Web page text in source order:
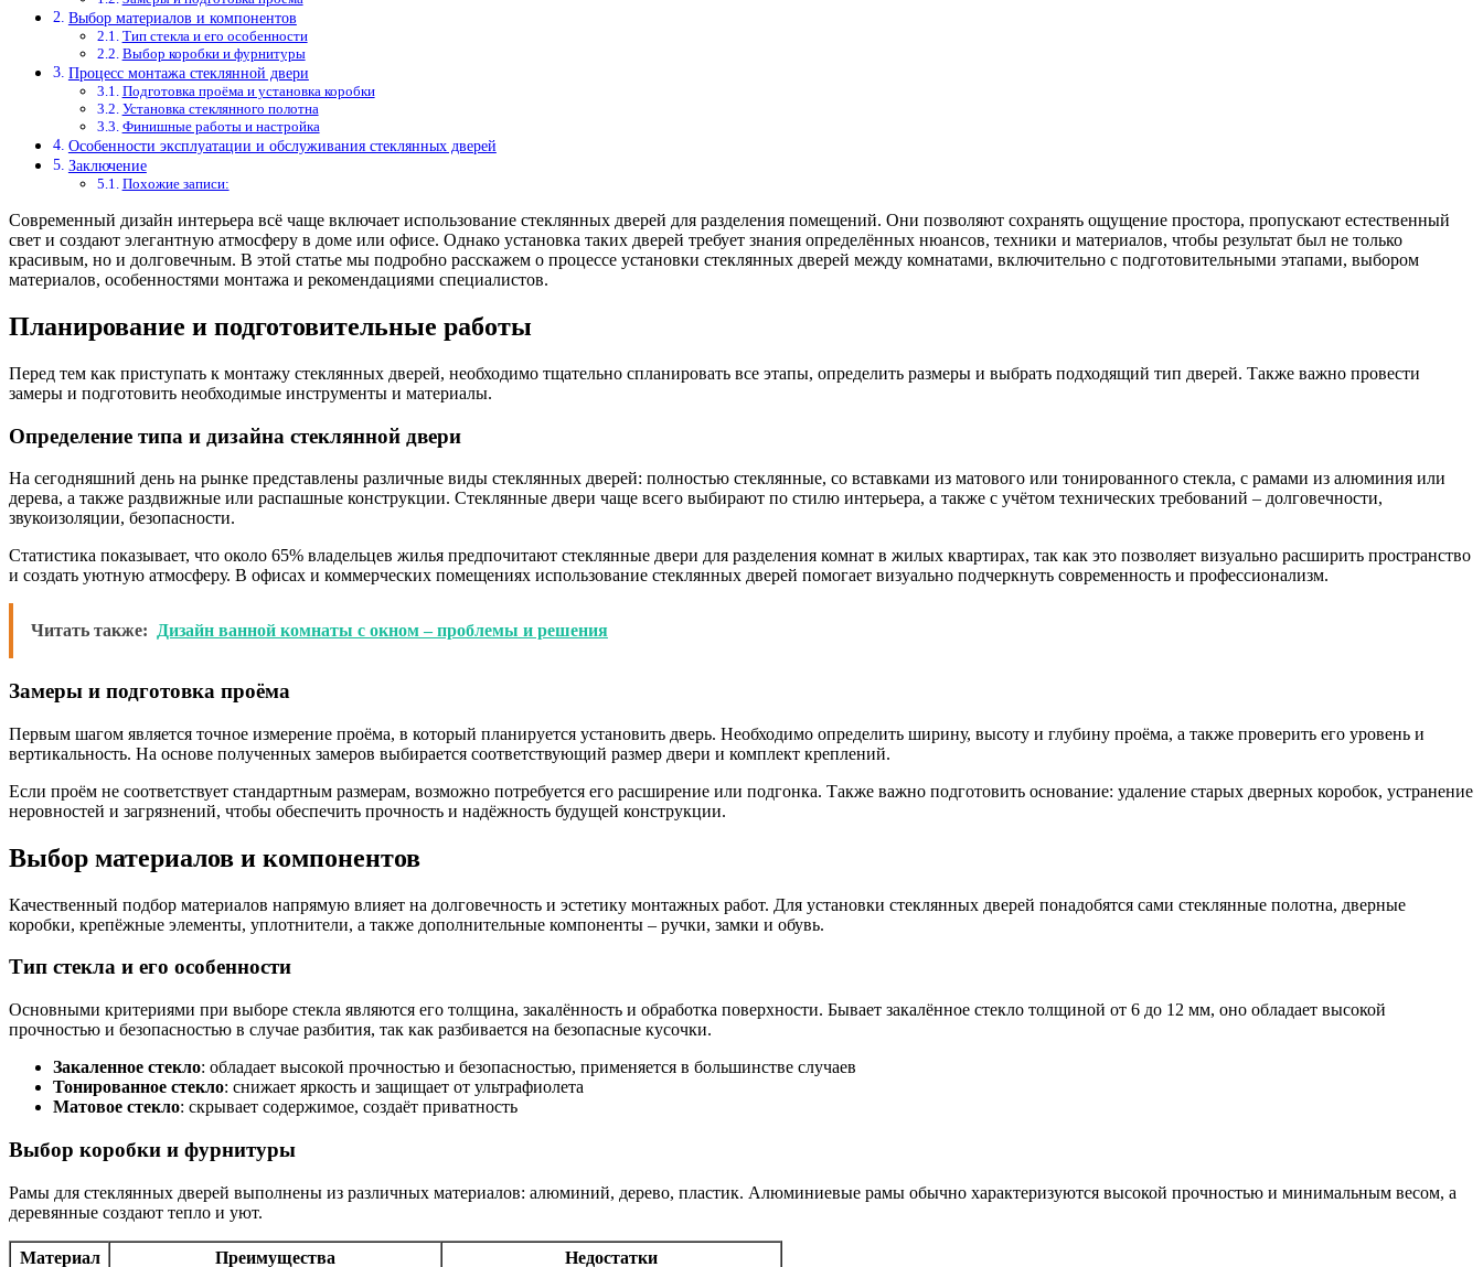
Выбор материалов и компонентов
Тип стекла и его особенности
Выбор коробки и фурнитуры
Процесс монтажа стеклянной двери
Подготовка проёма и установка коробки
Установка стеклянного полотна
Финишные работы и настройка
Особенности эксплуатации и обслуживания стеклянных дверей
Заключение
Похожие записи:
Современный дизайн интерьера всё чаще включает использование стеклянных дверей для разделения помещений. Они позволяют сохранять ощущение простора, пропускают естественный
свет и создают элегантную атмосферу в доме или офисе. Однако установка таких дверей требует знания определённых нюансов, техники и материалов, чтобы результат был не только
красивым, но и долговечным. В этой статье мы подробно расскажем о процессе установки стеклянных дверей между комнатами, включительно с подготовительными этапами, выбором
материалов, особенностями монтажа и рекомендациями специалистов.
Планирование и подготовительные работы
Перед тем как приступать к монтажу стеклянных дверей, необходимо тщательно спланировать все этапы, определить размеры и выбрать подходящий тип дверей. Также важно провести
замеры и подготовить необходимые инструменты и материалы.
Определение типа и дизайна стеклянной двери
На сегодняшний день на рынке представлены различные виды стеклянных дверей: полностью стеклянные, со вставками из матового или тонированного стекла, с рамами из алюминия или
дерева, а также раздвижные или распашные конструкции. Стеклянные двери чаще всего выбирают по стилю интерьера, а также с учётом технических требований – долговечности,
звукоизоляции, безопасности.
Статистика показывает, что около 65% владельцев жилья предпочитают стеклянные двери для разделения комнат в жилых квартирах, так как это позволяет визуально расширить пространство
и создать уютную атмосферу. В офисах и коммерческих помещениях использование стеклянных дверей помогает визуально подчеркнуть современность и профессионализм.
Читать также: Дизайн ванной комнаты с окном – проблемы и решения
Замеры и подготовка проёма
Первым шагом является точное измерение проёма, в который планируется установить дверь. Необходимо определить ширину, высоту и глубину проёма, а также проверить его уровень и
вертикальность. На основе полученных замеров выбирается соответствующий размер двери и комплект креплений.
Если проём не соответствует стандартным размерам, возможно потребуется его расширение или подгонка. Также важно подготовить основание: удаление старых дверных коробок, устранение
неровностей и загрязнений, чтобы обеспечить прочность и надёжность будущей конструкции.
Выбор материалов и компонентов
Качественный подбор материалов напрямую влияет на долговечность и эстетику монтажных работ. Для установки стеклянных дверей понадобятся сами стеклянные полотна, дверные
коробки, крепёжные элементы, уплотнители, а также дополнительные компоненты – ручки, замки и обувь.
Тип стекла и его особенности
Основными критериями при выборе стекла являются его толщина, закалённость и обработка поверхности. Бывает закалённое стекло толщиной от 6 до 12 мм, оно обладает высокой
прочностью и безопасностью в случае разбития, так как разбивается на безопасные кусочки.
Закаленное стекло: обладает высокой прочностью и безопасностью, применяется в большинстве случаев
Тонированное стекло: снижает яркость и защищает от ультрафиолета
Матовое стекло: скрывает содержимое, создаёт приватность
Выбор коробки и фурнитуры
Рамы для стеклянных дверей выполнены из различных материалов: алюминий, дерево, пластик. Алюминиевые рамы обычно характеризуются высокой прочностью и минимальным весом, а
деревянные создают тепло и уют.
Материал Преимущества
Недостатки